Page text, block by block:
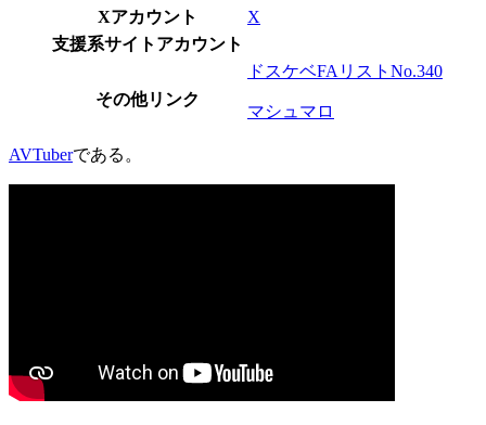
Xアカウント
X
支援系サイトアカウント
その他リンク
ドスケベFAリストNo.340
マシュマロ
AVTuberである。